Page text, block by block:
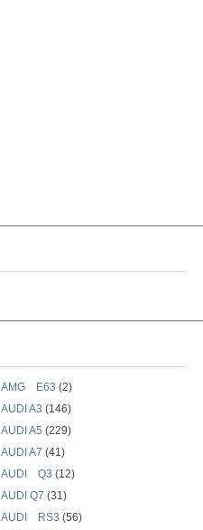
AMG E63 (2)
AUDI A3 (146)
AUDI A5 (229)
AUDI A7 (41)
AUDI Q3 (12)
AUDI Q7 (31)
AUDI RS3 (56)